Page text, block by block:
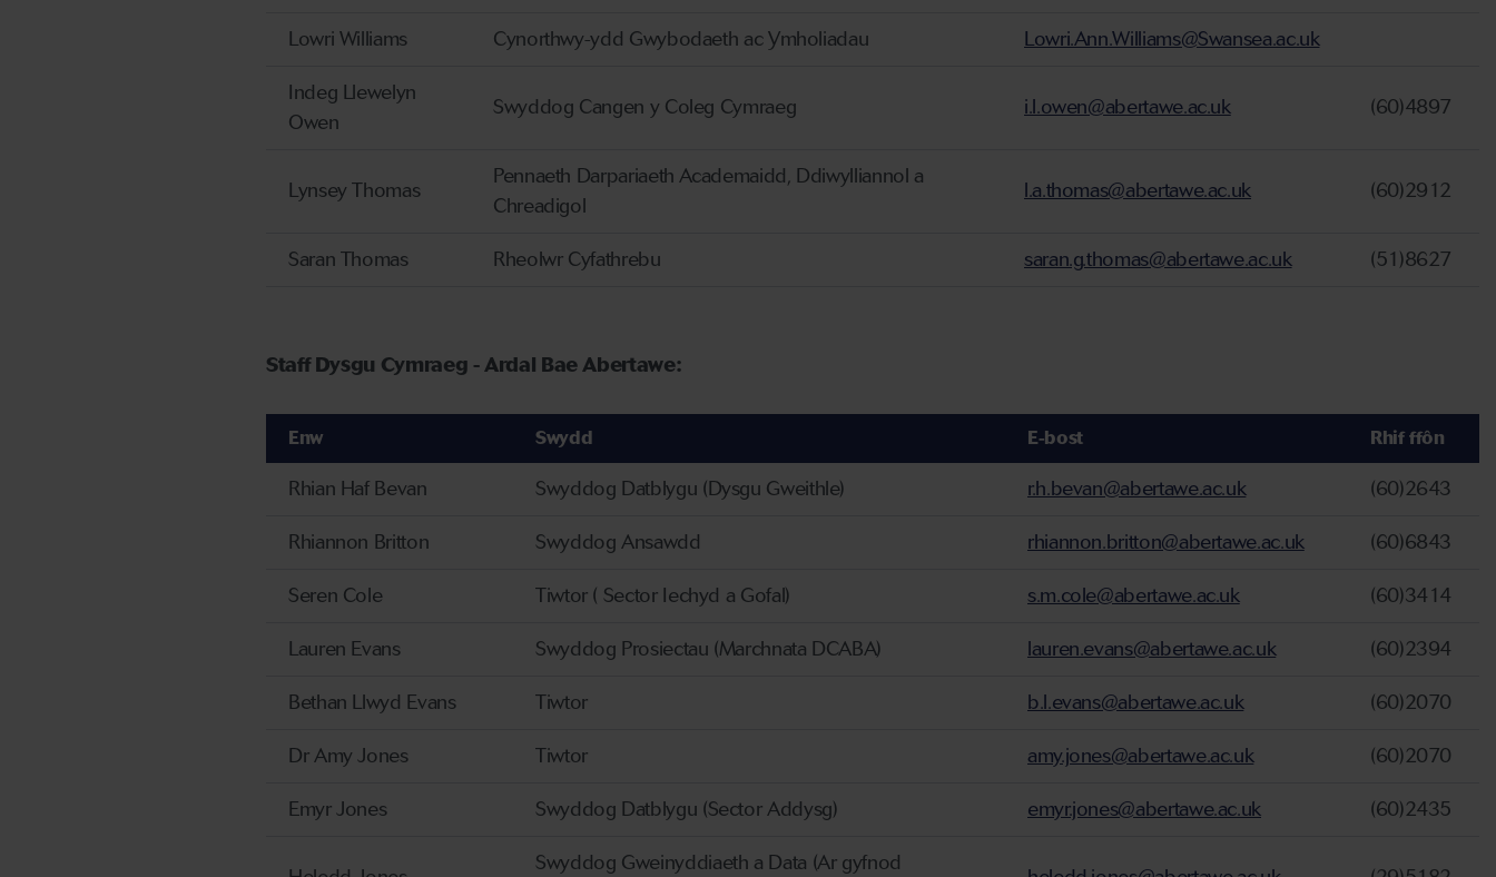
Lowri Williams Cynorthwy-ydd Gwybodaeth ac Ymholiadau Lowri.Ann.Williams@Swansea.ac.uk
Indeg Llewelyn
Owen
Swyddog Cangen y Coleg Cymraeg i.l.owen@abertawe.ac.uk (60)4897
Lynsey Thomas
Pennaeth Darpariaeth Academaidd, Ddiwylliannol a
Chreadigol
l.a.thomas@abertawe.ac.uk (60)2912
Saran Thomas Rheolwr Cyfathrebu saran.g.thomas@abertawe.ac.uk (51)8627
Staff Dysgu Cymraeg - Ardal Bae Abertawe:
Enw Swydd E-bost Rhif ffôn
Rhian Haf Bevan Swyddog Datblygu (Dysgu Gweithle) r.h.bevan@abertawe.ac.uk (60)2643
Rhiannon Britton Swyddog Ansawdd rhiannon.britton@abertawe.ac.uk (60)6843
Seren Cole Tiwtor ( Sector Iechyd a Gofal) s.m.cole@abertawe.ac.uk (60)3414
Lauren Evans Swyddog Prosiectau (Marchnata DCABA) lauren.evans@abertawe.ac.uk (60)2394
Bethan Llwyd Evans Tiwtor b.l.evans@abertawe.ac.uk (60)2070
Dr Amy Jones Tiwtor amy.jones@abertawe.ac.uk (60)2070
Emyr Jones Swyddog Datblygu (Sector Addysg) emyr.jones@abertawe.ac.uk (60)2435
Swyddog Gweinyddiaeth a Data (Ar gyfnod